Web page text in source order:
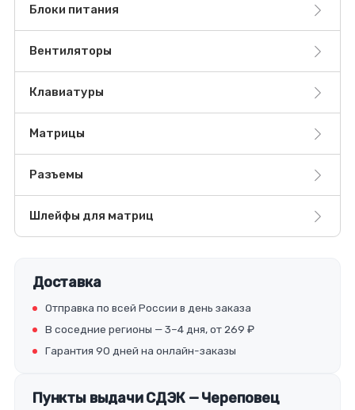
Блоки питания
Вентиляторы
Клавиатуры
Матрицы
Разъемы
Шлейфы для матриц
Доставка
Отправка по всей России в день заказа
В соседние регионы — 3–4 дня, от 269 ₽
Гарантия 90 дней на онлайн-заказы
Пункты выдачи СДЭК — Череповец